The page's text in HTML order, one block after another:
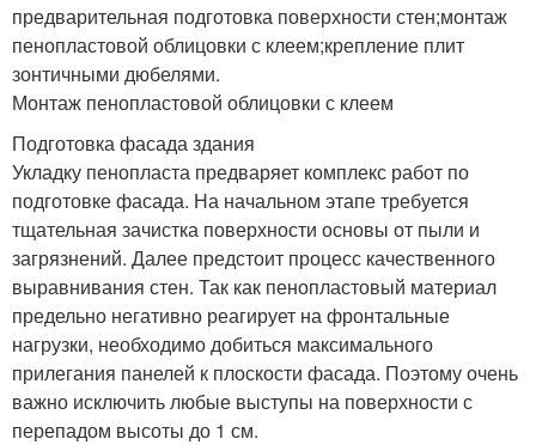
предварительная подготовка поверхности стен;монтаж
пенопластовой облицовки с клеем;крепление плит
зонтичными дюбелями.
Монтаж пенопластовой облицовки с клеем
Подготовка фасада здания
Укладку пенопласта предваряет комплекс работ по
подготовке фасада. На начальном этапе требуется
тщательная зачистка поверхности основы от пыли и
загрязнений. Далее предстоит процесс качественного
выравнивания стен. Так как пенопластовый материал
предельно негативно реагирует на фронтальные
нагрузки, необходимо добиться максимального
прилегания панелей к плоскости фасада. Поэтому очень
важно исключить любые выступы на поверхности с
перепадом высоты до 1 см.